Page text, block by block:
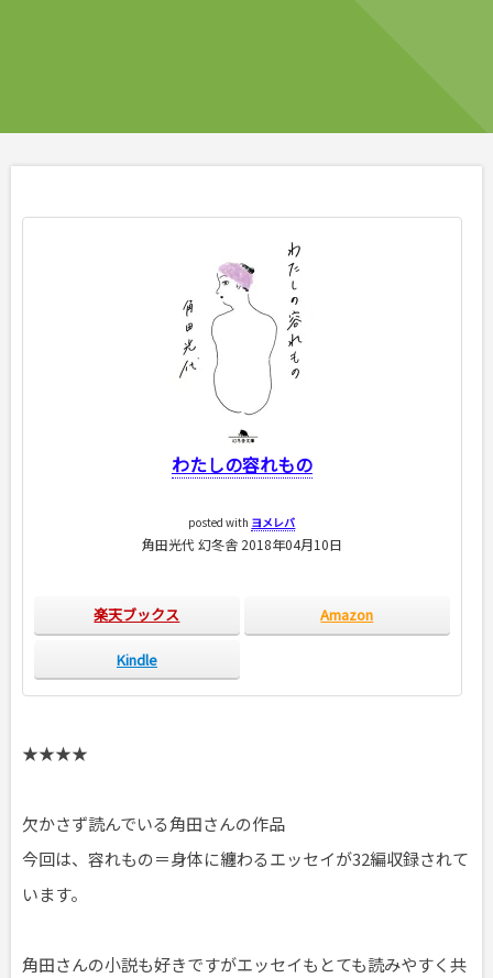
わたしの容れもの
posted with ヨメレバ
角田光代 幻冬舎 2018年04月10日
楽天ブックス Amazon
Kindle
★★★★
欠かさず読んでいる角田さんの作品
今回は、容れもの＝身体に纏わるエッセイが32編収録されて
います。
角田さんの小説も好きですがエッセイもとても読みやすく共